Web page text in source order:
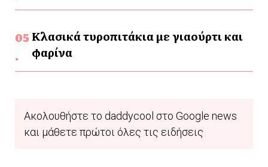
Κλασικά τυροπιτάκια με γιαούρτι και
φαρίνα
Ακολουθήστε το daddycool στο Google news
και μάθετε πρώτοι όλες τις ειδήσεις